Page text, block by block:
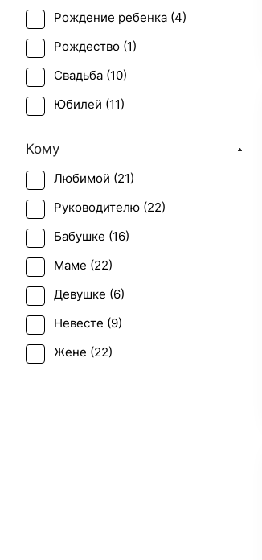
Орхидея (1 )
Ранункулюс (1
Роза (11)
Роза кустовая (
Солидаго (
Хамелациум (
Хризантема (
3 )
Рождение ребенка (4)
Рождество (1)
Свадьба (10)
Юбилей (11)
Кому
Любимой (21)
Руководителю (22)
Бабушке (16)
Маме (22)
Девушке (6)
Невесте (9)
Жене (22)